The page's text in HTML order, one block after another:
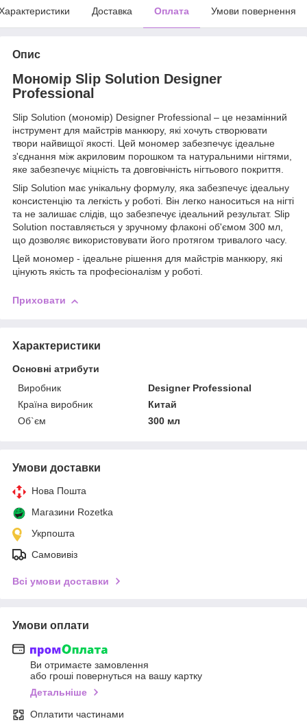
Доставка Оплата Умови повернення
Опис
Мономір Slip Solution Designer
Professional
Slip Solution (мономір) Designer Professional – це незамінний
інструмент для майстрів манкюру, які хочуть створювати
твори найвищої якості. Цей мономер забезпечує ідеальне
з'єднання між акриловим порошком та натуральними нігтями,
яке забезпечує міцність та довговічність нігтьового покриття.
Slip Solution має унікальну формулу, яка забезпечує ідеальну
консистенцію та легкість у роботі. Він легко наноситься на нігті
та не залишає слідів, що забезпечує ідеальний результат. Slip
Solution поставляється у зручному флаконі об'ємом 300 мл,
що дозволяє використовувати його протягом тривалого часу.
Цей мономер - ідеальне рішення для майстрів манкюру, які
цінують якість та професіоналізм у роботі.
Приховати
Характеристики
Основні атрибути
Виробник
Designer Professional
Країна виробник
Китай
Об`єм
300 мл
Умови доставки
Нова Пошта
Магазини Rozetka
Укрпошта
Самовивіз
Всі умови доставки
Умови оплати
Ви отримаєте замовлення
або гроші повернуться на вашу картку
Детальніше
Оплатити частинами